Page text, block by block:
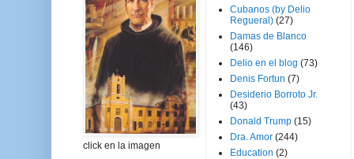
click en la imagen
Cubanos (by Delio
Regueral) (27)
Damas de Blanco
(146)
Delio en el blog (73)
Denis Fortun (7)
Desiderio Borroto Jr.
(43)
Donald Trump (15)
Dra. Amor (244)
Education (2)